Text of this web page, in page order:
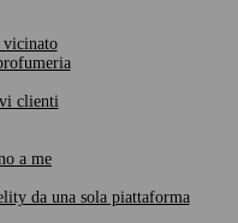
vicinato
clienti
a me
da una sola piattaforma